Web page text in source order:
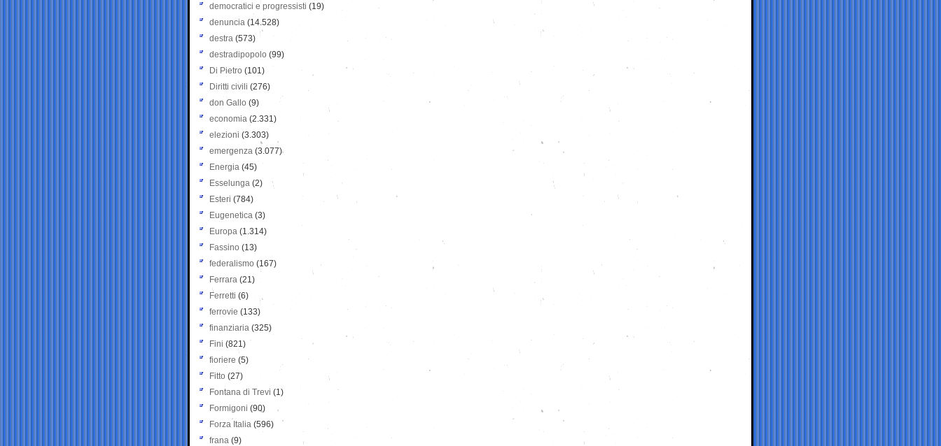
democratici e progressisti (19)
denuncia (14.528)
destra (573)
destradipopolo (99)
Di Pietro (101)
Diritti civili (276)
don Gallo (9)
economia (2.331)
elezioni (3.303)
emergenza (3.077)
Energia (45)
Esselunga (2)
Esteri (784)
Eugenetica (3)
Europa (1.314)
Fassino (13)
federalismo (167)
Ferrara (21)
Ferretti (6)
ferrovie (133)
finanziaria (325)
Fini (821)
fioriere (5)
Fitto (27)
Fontana di Trevi (1)
Formigoni (90)
Forza Italia (596)
frana (9)